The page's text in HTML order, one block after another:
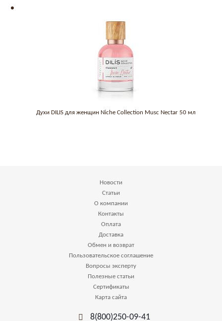
Духи DILIS для женщин Niche Collection Musc Nectar 50 мл
Новости
Статьи
О компании
Контакты
Оплата
Доставка
Обмен и возврат
Пользовательское соглашение
Вопросы эксперту
Полезные статьи
Сертификаты
Карта сайта
8(800)250-09-41